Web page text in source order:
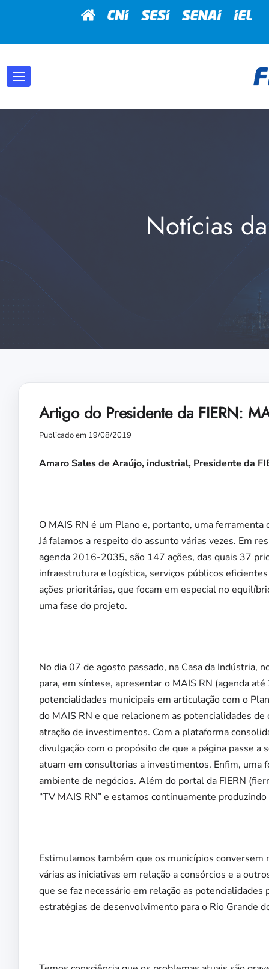
Notícias
Artigo do Presidente da FIERN:
Publicado em 19/08/2019
Amaro Sales de Araújo, industrial, Presidente da
O MAIS RN é um Plano e, portanto, uma
Já falamos a respeito do assunto várias vezes. Em
agenda 2016-2035, são 147 ações, das quais 37
infraestrutura e logística, serviços públicos
ações prioritárias, que focam em especial no
uma fase do projeto.
No dia 07 de agosto passado, na Casa da Indústria,
para, em síntese, apresentar o MAIS RN (agenda
potencialidades municipais em articulação com o
do MAIS RN e que relacionem as potencialidades
atração de investimentos. Com a plataforma
divulgação com o propósito de que a página passe
atuam em consultorias a investimentos. Enfim, uma
ambiente de negócios. Além do portal da FIERN
“TV MAIS RN” e estamos continuamente
Estimulamos também que os municípios
várias as iniciativas em relação a consórcios e a
que se faz necessário em relação as
estratégias de desenvolvimento para o Rio Grande